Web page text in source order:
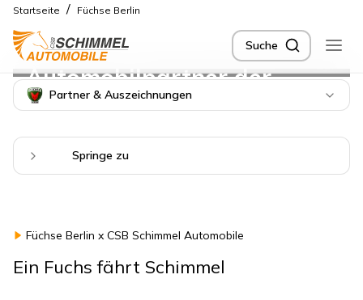
Startseite / Füchse Berlin
Suche
Offizieller
Automobilpartner der
Füchse Berlin
Partner & Auszeichnungen
Springe zu
Füchse Berlin x CSB Schimmel Automobile
Ein Fuchs fährt Schimmel